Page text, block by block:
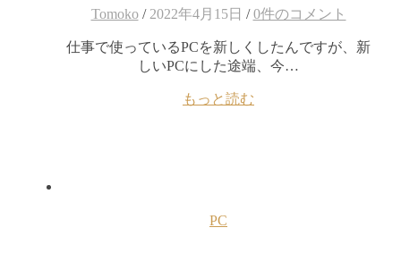
Tomoko / 2022年4月15日 / 0件のコメント
仕事で使っているPCを新しくしたんですが、新
しいPCにした途端、今…
もっと読む
PC